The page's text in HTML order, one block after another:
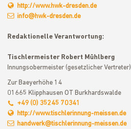
http://www.hwk-dresden.de
info@hwk-dresden.de
Redaktionelle Verantwortung:
Tischlermeister Robert Mühlberg
Innungsobermeister (gesetzlicher Vertreter)
Zur Baeyerhöhe 14
01665 Klipphausen OT Burkhardswalde
+49 (0) 35245 70341
http://www.tischlerinnung-meissen.de
handwerk@tischlerinnung-meissen.de